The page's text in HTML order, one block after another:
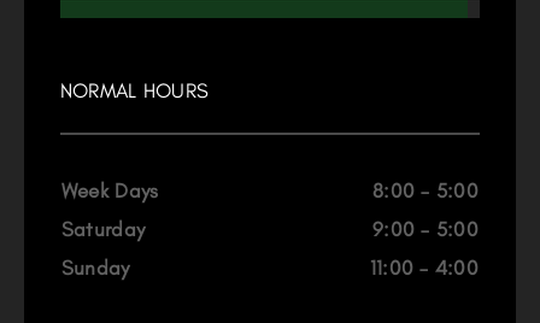
NORMAL HOURS
Week Days
8:00 – 5:00
Saturday
9:00 – 5:00
Sunday
11:00 – 4:00